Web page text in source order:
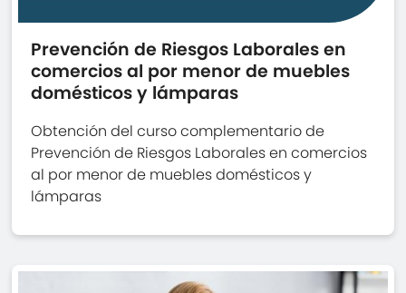
Prevención de Riesgos Laborales en
comercios al por menor de muebles
domésticos y lámparas
Obtención del curso complementario de
Prevención de Riesgos Laborales en comercios
al por menor de muebles domésticos y
lámparas